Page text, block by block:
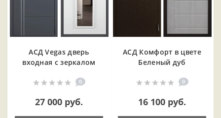
АСД Vegas дверь
входная с зеркалом
0
27 000 руб.
АСД Комфорт в цвете
Беленый дуб
0
16 100 руб.